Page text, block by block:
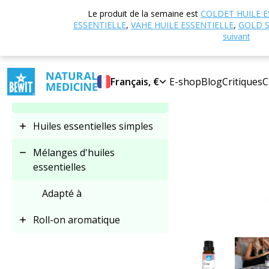
Le produit de la semaine est COLDET HUILE
ESSENTIELLE, VAHE HUILE ESSENTIELLE, GOLD
suivant
Français, € E-shopBlogCritiques
Sélectionner une
Mélanges d'huiles
essentielles
Huiles essentielles simples
Mélanges d'huiles
essentielles
Adapté à
Roll-on aromatique
Accueil